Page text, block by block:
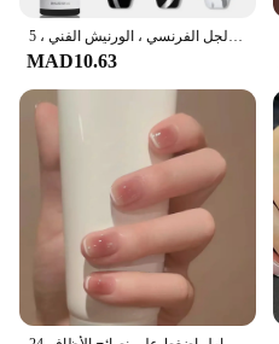
MAD10.63